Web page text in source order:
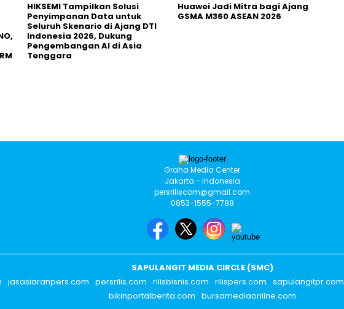
HIKSEMI Tampilkan Solusi
Penyimpanan Data untuk
Seluruh Skenario di Ajang DTI
Indonesia 2026, Dukung
Pengembangan AI di Asia
Tenggara
Huawei Jadi Mitra bagi Ajang
GSMA M360 ASEAN 2026
Graha Media Center
Jakarta - Indonesia
persriliscom@gmail.com
0853-1555-7788
SAPULANGIT MEDIA CIRCLE (SMC)
jasasiaranpers.com persrilis.com rilisbisnis.com rilispers.com sapulangitpr.com
bikinportalberita.com bursamediaonline.com